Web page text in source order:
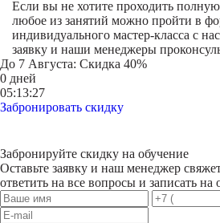
Если вы не хотите проходить
любое из занятий можно пройти в
индивидуального мастер-класса с
заявку и наши менеджеры
До 7 Августа: Скидка 40%
0 дней
05:13:27
Забронировать скидку
Забронируйте скидку на обучение
Оставьте заявку и наш менеджер
ответить на все вопросы и записать на